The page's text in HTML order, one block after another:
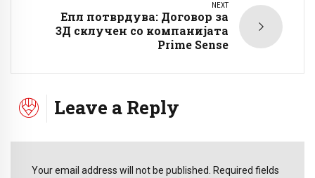
NEXT
Епл потврдува: Договор за
3Д склучен со компанијата
Prime Sense
Leave a Reply
Your email address will not be published. Required fields